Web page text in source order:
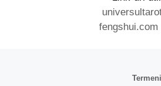
fengshui.com